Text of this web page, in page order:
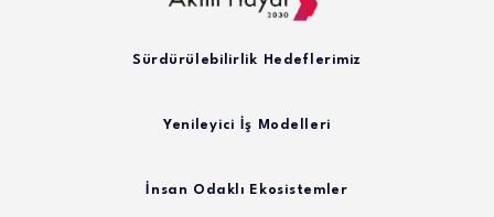
Sürdürülebilirlik Hedeflerimiz
Yenileyici İş Modelleri
İnsan Odaklı Ekosistemler